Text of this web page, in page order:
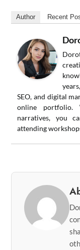
Author Recent
SEO, and digital
online portfolio.
narratives, you
attending